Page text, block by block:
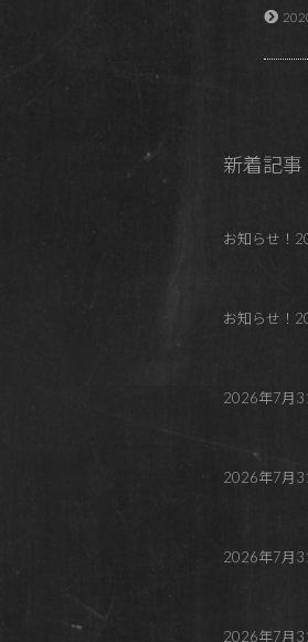
新着記事
お知らせ！
お知らせ！
2026年7月
2026年7月
2026年7月
2026年7月